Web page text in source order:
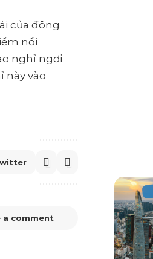
của đông
nổi
nghỉ ngơi
này vào
a comment